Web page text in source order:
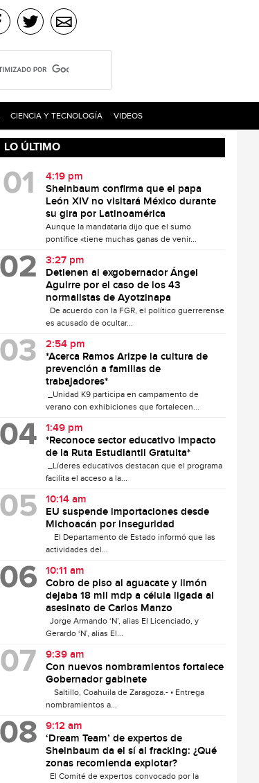
CIENCIA Y TECNOLOGÍA VIDEOS
LO ÚLTIMO
4:19 pm
Sheinbaum confirma que el papa
León XIV no visitará México durante
su gira por Latinoamérica
Aunque la mandataria dijo que el sumo
pontífice «tiene muchas ganas de venir...
3:27 pm
Detienen al exgobernador Ángel
Aguirre por el caso de los 43
normalistas de Ayotzinapa
De acuerdo con la FGR, el político guerrerense
es acusado de ocultar...
2:54 pm
*Acerca Ramos Arizpe la cultura de
prevención a familias de
trabajadores*
_Unidad K9 participa en campamento de
verano con exhibiciones que fortalecen...
1:49 pm
*Reconoce sector educativo impacto
de la Ruta Estudiantil Gratuita*
_Líderes educativos destacan que el programa
facilita el acceso a la...
10:14 am
EU suspende importaciones desde
Michoacán por inseguridad
El Departamento de Estado informó que las
actividades del...
10:11 am
Cobro de piso al aguacate y limón
dejaba 18 mil mdp a célula ligada al
asesinato de Carlos Manzo
Jorge Armando ‘N’, alias El Licenciado, y
Gerardo ‘N’, alias El...
9:39 am
Con nuevos nombramientos fortalece
Gobernador gabinete
Saltillo, Coahuila de Zaragoza.- • Entrega
nombramientos a...
9:12 am
‘Dream Team’ de expertos de
Sheinbaum da el sí al fracking: ¿Qué
zonas recomienda explotar?
El Comité de expertos convocado por la